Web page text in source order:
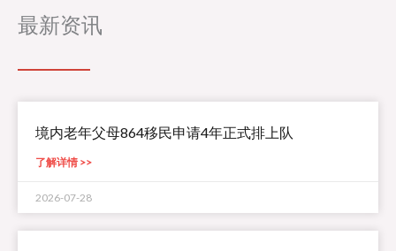
最新资讯
境内老年父母864移民申请4年正式排上队
了解详情 >>
2026-07-28